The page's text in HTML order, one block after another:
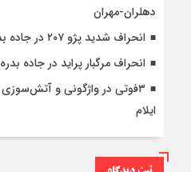
دهلران-مهران
انحراف شدید پژو ۲۰۷ در جاده بدره/ یک نفر جان باخت
انحراف مرگبار پراید در جاده بدره
ایلام